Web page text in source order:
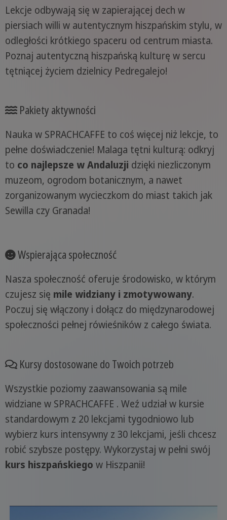
Lekcje odbywają się w zapierającej dech w
piersiach willi w autentycznym hiszpańskim stylu, w
odległości krótkiego spaceru od centrum miasta.
Poznaj autentyczną hiszpańską kulturę w sercu
tętniącej życiem dzielnicy Pedregalejo!
Pakiety aktywności
Nauka w SPRACHCAFFE to coś więcej niż lekcje, to
pełne doświadczenie! Malaga tętni kulturą: odkryj
to co najlepsze w Andaluzji dzięki niezliczonym
muzeom, ogrodom botanicznym, a nawet
zorganizowanym wycieczkom do miast takich jak
Sewilla czy Granada!
Wspierająca społeczność
Nasza społeczność oferuje środowisko, w którym
czujesz się mile widziany i zmotywowany.
Poczuj się włączony i dołącz do międzynarodowej
społeczności pełnej rówieśników z całego świata.
Kursy dostosowane do Twoich potrzeb
Wszystkie poziomy zaawansowania są mile
widziane w SPRACHCAFFE . Weź udział w kursie
standardowym z 20 lekcjami tygodniowo lub
wybierz kurs intensywny z 30 lekcjami, jeśli chcesz
robić szybsze postępy. Wykorzystaj w pełni swój
kurs hiszpańskiego w Hiszpanii!